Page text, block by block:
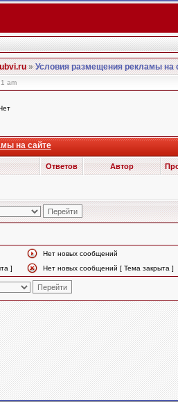
»Условия размещения рекламы на
am
на сайте
Ответов Автор
Нет новых сообщений
]
Нет новых сообщений [ Тема закрыта ]